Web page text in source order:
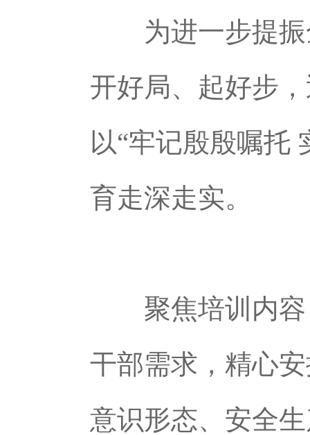
为进一步提振
开好局、起好步
以“牢记殷殷嘱托
育走深走实。
聚焦培训内容
干部需求，精心
意识形态、安全